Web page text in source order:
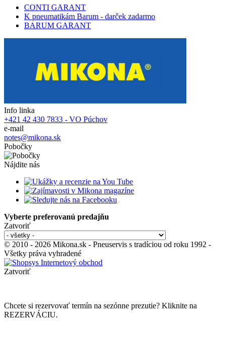
CONTI GARANT
K pneumatikám Barum - darček zadarmo
BARUM GARANT
Info linka
+421 42 430 7833 - VO Púchov
e-mail
notes@mikona.sk
Pobočky
Nájdite nás
Vyberte preferovanú predajňu
Zatvoriť
© 2010 - 2026 Mikona.sk - Pneuservis s tradíciou od roku 1992 -
Všetky práva vyhradené
Zatvoriť
Chcete si rezervovať termín na sezónne prezutie? Kliknite na
REZERVÁCIU.